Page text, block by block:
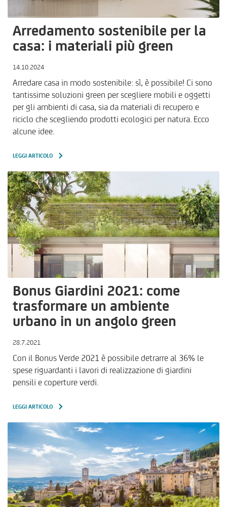
Arredamento sostenibile per la
casa: i materiali più green
14.10.2024
Arredare casa in modo sostenibile: sì, è possibile! Ci sono
tantissime soluzioni green per scegliere mobili e oggetti
per gli ambienti di casa, sia da materiali di recupero e
riciclo che scegliendo prodotti ecologici per natura. Ecco
alcune idee.
LEGGI ARTICOLO
Bonus Giardini 2021: come
trasformare un ambiente
urbano in un angolo green
28.7.2021
Con il Bonus Verde 2021 è possibile detrarre al 36% le
spese riguardanti i lavori di realizzazione di giardini
pensili e coperture verdi.
LEGGI ARTICOLO